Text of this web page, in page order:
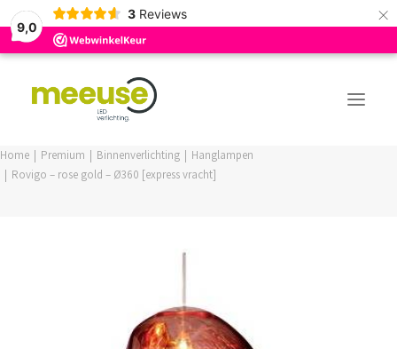
9,0
3 Reviews ×
Home Premium Binnenverlichting
Hanglampen
Rovigo – rose gold – Ø360 [express vracht]